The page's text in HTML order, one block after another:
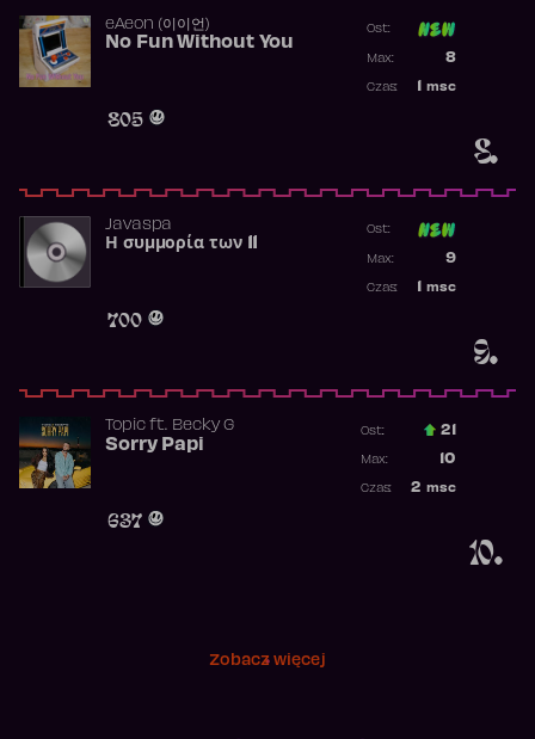
8.
​eAeon (이이언)
No Fun Without You
805
Ost:
8
Max:
msc
Czas:
9.
Javaspa
Η συμμορία των 11
700
Ost:
9
Max:
msc
Czas:
10.
Topicft. Becky G
Sorry Papi
637
Ost.: 21
10
Max:
2 msc
Czas:
Zobacz więcej